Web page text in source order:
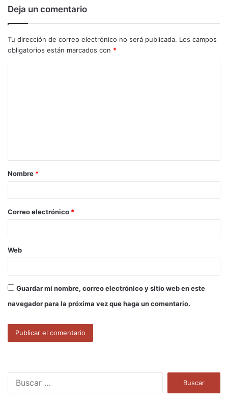
Deja un comentario
Tu dirección de correo electrónico no será publicada. Los campos
obligatorios están marcados con *
a
r
*
Nombre *
Correo electrónico *
Web
Guardar mi nombre, correo electrónico y sitio web en este
navegador para la próxima vez que haga un comentario.